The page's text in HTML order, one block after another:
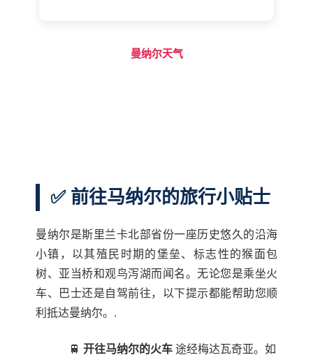
曼纳尔天气
✅ 前往马纳尔的旅行小贴士
曼纳尔是斯里兰卡北部省份一座历史悠久的沿海
小镇，以其殖民时期的堡垒、标志性的猴面包
树、亚当桥和观鸟泻湖而闻名。无论您是乘坐火
车、巴士还是自驾前往，以下提示都能帮助您顺
利抵达曼纳尔。.
🚆 开往马纳尔的火车 途经梅达瓦奇亚。如